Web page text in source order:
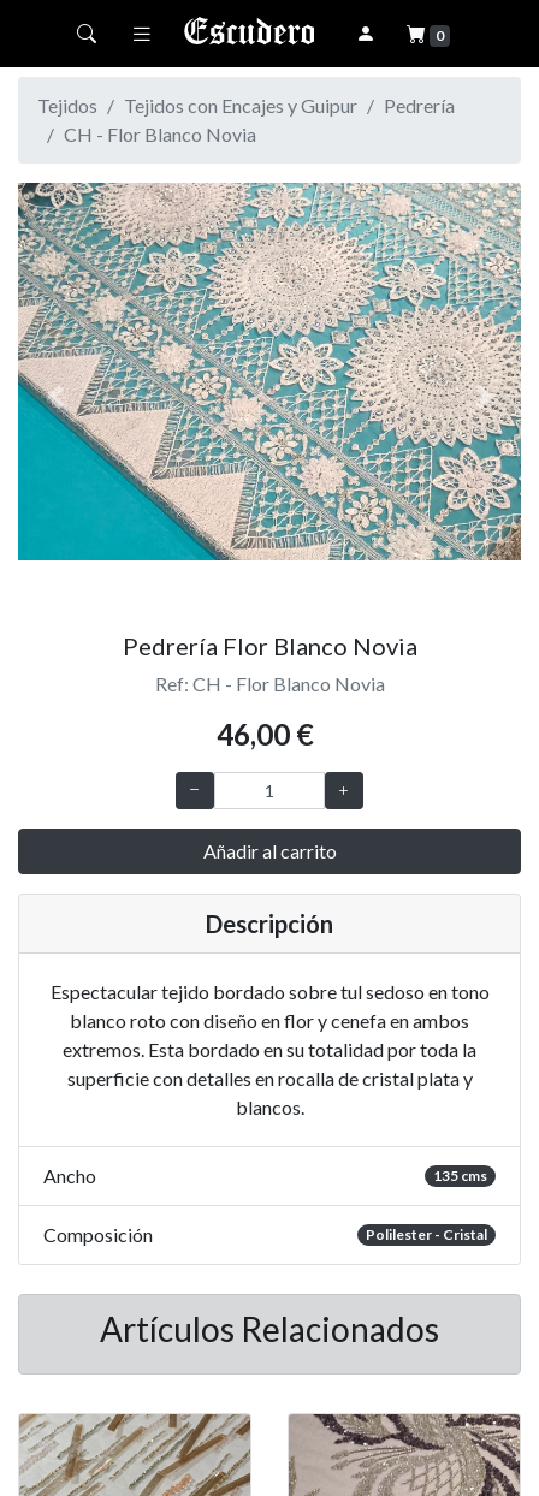
Toggle navigation 0
Tejidos Tejidos con Encajes y Guipur
Pedrería
CH - Flor Blanco Novia
Previous Next
Pedrería Flor Blanco Novia
Ref: CH - Flor Blanco Novia
46,00 €
Añadir al carrito
Descripción
Espectacular tejido bordado sobre tul sedoso en tono
blanco roto con diseño en flor y cenefa en ambos
extremos. Esta bordado en su totalidad por toda la
superficie con detalles en rocalla de cristal plata y
blancos.
Ancho 135 cms
Composición Polilester - Cristal
Artículos Relacionados